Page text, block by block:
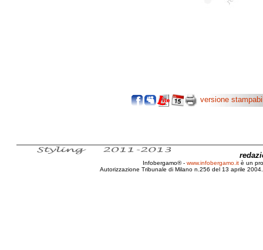
versione
Infobergamo® - www.infobergamo.it è un
Autorizzazione Tribunale di Milano n.256 del 13 aprile